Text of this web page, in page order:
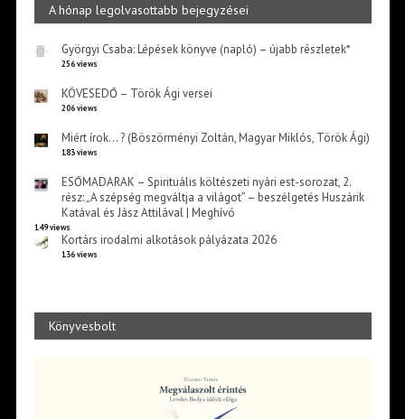
A hónap legolvasottabb bejegyzései
Györgyi Csaba: Lépések könyve (napló) – újabb részletek*
256 views
KÖVESEDŐ – Török Ági versei
206 views
Miért írok… ? (Böszörményi Zoltán, Magyar Miklós, Török Ági)
183 views
ESŐMADARAK – Spirituális költészeti nyári est-sorozat, 2.
rész: „A szépség megváltja a világot” – beszélgetés Huszárik
Katával és Jász Attilával | Meghívó
149 views
Kortárs irodalmi alkotások pályázata 2026
136 views
Könyvesbolt